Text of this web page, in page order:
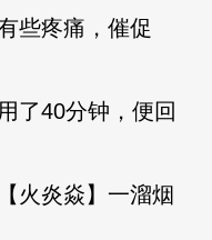
疼痛，催促
40分钟，便回
炎焱】一溜烟